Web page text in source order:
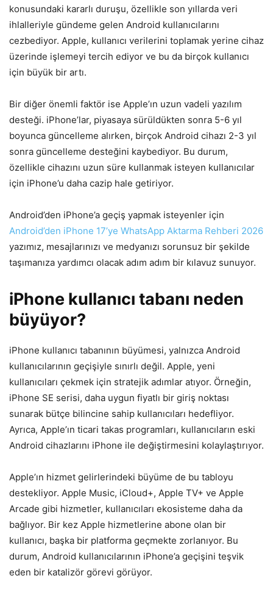
konusundaki kararlı duruşu, özellikle son yıllarda veri
ihlalleriyle gündeme gelen Android kullanıcılarını
cezbediyor. Apple, kullanıcı verilerini toplamak yerine cihaz
üzerinde işlemeyi tercih ediyor ve bu da birçok kullanıcı
için büyük bir artı.
Bir diğer önemli faktör ise Apple’ın uzun vadeli yazılım
desteği. iPhone’lar, piyasaya sürüldükten sonra 5-6 yıl
boyunca güncelleme alırken, birçok Android cihazı 2-3 yıl
sonra güncelleme desteğini kaybediyor. Bu durum,
özellikle cihazını uzun süre kullanmak isteyen kullanıcılar
için iPhone’u daha cazip hale getiriyor.
Android’den iPhone’a geçiş yapmak isteyenler için
Android’den iPhone 17’ye WhatsApp Aktarma Rehberi 2026
yazımız, mesajlarınızı ve medyanızı sorunsuz bir şekilde
taşımanıza yardımcı olacak adım adım bir kılavuz sunuyor.
iPhone kullanıcı tabanı neden
büyüyor?
iPhone kullanıcı tabanının büyümesi, yalnızca Android
kullanıcılarının geçişiyle sınırlı değil. Apple, yeni
kullanıcıları çekmek için stratejik adımlar atıyor. Örneğin,
iPhone SE serisi, daha uygun fiyatlı bir giriş noktası
sunarak bütçe bilincine sahip kullanıcıları hedefliyor.
Ayrıca, Apple’ın ticari takas programları, kullanıcıların eski
Android cihazlarını iPhone ile değiştirmesini kolaylaştırıyor.
Apple’ın hizmet gelirlerindeki büyüme de bu tabloyu
destekliyor. Apple Music, iCloud+, Apple TV+ ve Apple
Arcade gibi hizmetler, kullanıcıları ekosisteme daha da
bağlıyor. Bir kez Apple hizmetlerine abone olan bir
kullanıcı, başka bir platforma geçmekte zorlanıyor. Bu
durum, Android kullanıcılarının iPhone’a geçişini teşvik
eden bir katalizör görevi görüyor.